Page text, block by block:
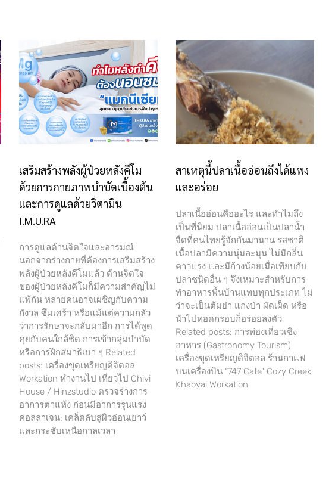
เสริมสร้างพลังผู้ป่วยหลังคีโม
ด้วยการกายภาพบำบัดเบื้องต้น
และการดูแลด้วยวิตามิน
I.M.U.RA
การดูแลด้านจิตใจและอารมณ์
นอกจากร่างกายที่ต้องการเสริมสร้าง
พลังผู้ป่วยหลังคีโมแล้ว ด้านจิตใจ
ของผู้ป่วยหลังคีโมก็มีความสำคัญไม่
แพ้กัน หลายคนอาจเผชิญกับความ
กังวล ซึมเศร้า หรือแม้แต่ความกลัว
ว่าการรักษาจะกลับมาอีก การได้พูด
คุยกับคนใกล้ชิด การเข้ากลุ่มบำบัด
หรือการฝึกสมาธิเบา ๆ Related
posts: เครื่องขุดเหรียญดิจิตอล
Workation ทำงานไป เที่ยวไป Chivi
House / Hinzstudio ตรวจร่างการ
อาการตาแห้ง ก่อนมีอาการรุนแรง
คอลลาเจน: เคล็ดลับสู่ผิวอ่อนเยาว์
และกระชับเหนือกาลเวลา
สาเหตุนี้ปลาเนื้ออ่อนถึงได้แพง
และอร่อย
ปลาเนื้ออ่อนคืออะไร และทำไมถึง
เป็นที่นิยม ปลาเนื้ออ่อนเป็นปลาน้ำ
จืดที่คนไทยรู้จักกันมานาน รสชาติ
เนื้อปลามีความนุ่มละมุน ไม่มีกลิ่น
คาวแรง และมีก้างน้อยเมื่อเทียบกับ
ปลาชนิดอื่น ๆ จึงเหมาะสำหรับการ
ทำอาหารพื้นบ้านแทบทุกประเภท ไม่
ว่าจะเป็นต้มยำ แกงป่า ผัดเผ็ด หรือ
นำไปทอดกรอบก็อร่อยลงตัว
Related posts: การท่องเที่ยวเชิง
อาหาร (Gastronomy Tourism)
เครื่องขุดเหรียญดิจิตอล ร้านกาแฟ
บนเครื่องบิน “747 Cafe” Cozy Creek
Khaoyai Workation